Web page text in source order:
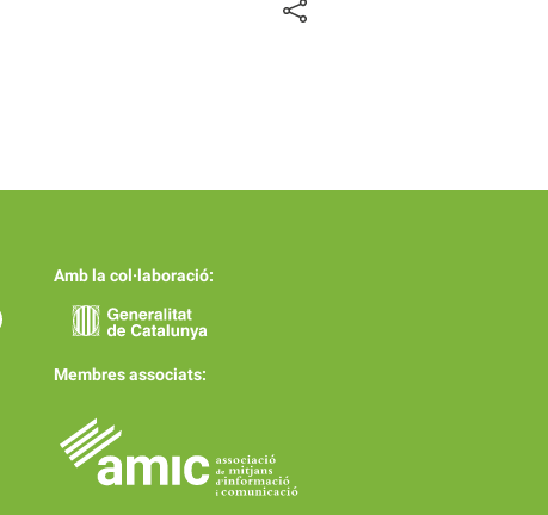
Amb la col·laboració:
Membres associats: